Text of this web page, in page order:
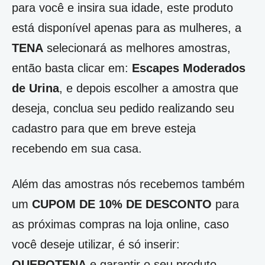
para você e insira sua idade, este produto
está disponível apenas para as mulheres, a
TENA selecionará as melhores amostras,
então basta clicar em: Escapes Moderados
de Urina, e depois escolher a amostra que
deseja, conclua seu pedido realizando seu
cadastro para que em breve esteja
recebendo em sua casa.
Além das amostras nós recebemos também
um CUPOM DE 10% DE DESCONTO para
as próximas compras na loja online, caso
você deseje utilizar, é só inserir: